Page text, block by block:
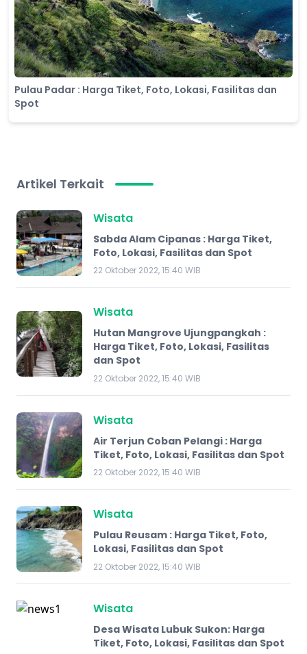
Pulau Padar : Harga Tiket, Foto, Lokasi, Fasilitas dan
Spot
Artikel Terkait
Wisata
Sabda Alam Cipanas : Harga Tiket,
Foto, Lokasi, Fasilitas dan Spot
22 Oktober 2022, 15:40 WIB
Wisata
Hutan Mangrove Ujungpangkah :
Harga Tiket, Foto, Lokasi, Fasilitas
dan Spot
22 Oktober 2022, 15:40 WIB
Wisata
Air Terjun Coban Pelangi : Harga
Tiket, Foto, Lokasi, Fasilitas dan Spot
22 Oktober 2022, 15:40 WIB
Wisata
Pulau Reusam : Harga Tiket, Foto,
Lokasi, Fasilitas dan Spot
22 Oktober 2022, 15:40 WIB
Wisata
Desa Wisata Lubuk Sukon: Harga
Tiket, Foto, Lokasi, Fasilitas dan Spot